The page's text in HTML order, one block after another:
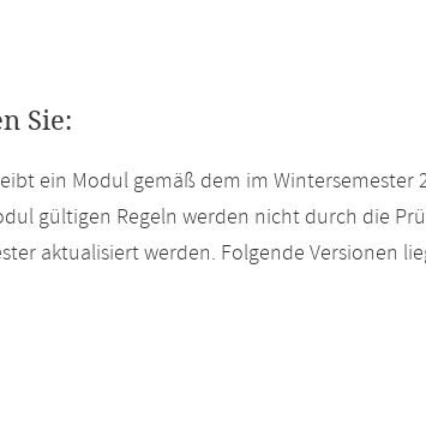
Sie:
ein Modul gemäß dem im
gültigen Regeln werden nicht durch die
aktualisiert werden. Folgende Versionen